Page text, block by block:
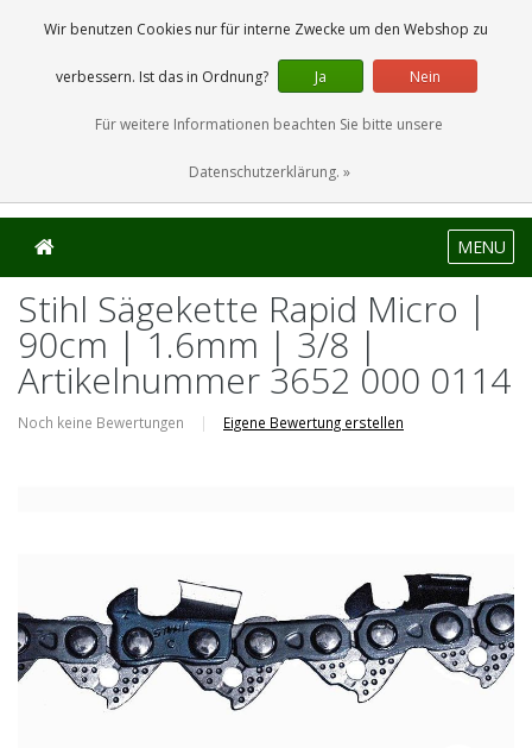
0 Artikel
MENU
Stihl Sägekette Rapid Micro |
90cm | 1.6mm | 3/8 |
Artikelnummer 3652 000 0114
Noch keine Bewertungen | Eigene Bewertung erstellen
Wir benutzen Cookies nur für interne Zwecke um den Webshop zu
verbessern. Ist das in Ordnung? Ja Nein
Für weitere Informationen beachten Sie bitte unsere
Datenschutzerklärung. »